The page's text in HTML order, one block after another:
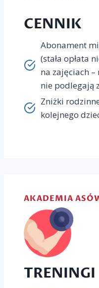
CENNIK
Abonament
(stała opłata
na zajęciach –
nie podlegają
Zniżki
kolejnego
AKADEMIA
TRENINGI